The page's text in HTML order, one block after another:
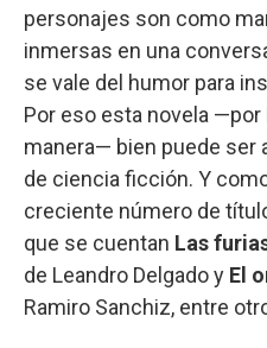
personajes son como
inmersas en una
se vale del humor para
Por eso esta novela —por
manera— bien puede ser
de ciencia ficción. Y
creciente número de
que se cuentan Las
de Leandro Delgado y El
Ramiro Sanchiz, entre